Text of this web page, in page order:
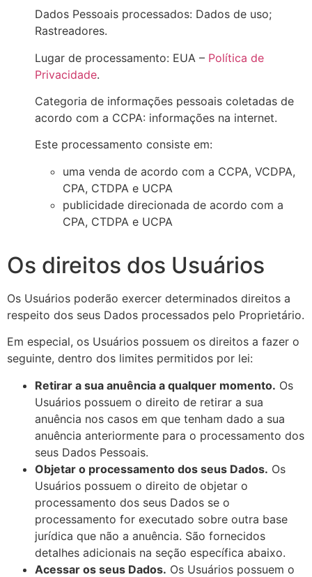
Dados Pessoais processados: Dados de uso;
Rastreadores.
Lugar de processamento: EUA – Política de
Privacidade.
Categoria de informações pessoais coletadas de
acordo com a CCPA: informações na internet.
Este processamento consiste em:
uma venda de acordo com a CCPA, VCDPA,
CPA, CTDPA e UCPA
publicidade direcionada de acordo com a
CPA, CTDPA e UCPA
Os direitos dos Usuários
Os Usuários poderão exercer determinados direitos a
respeito dos seus Dados processados pelo Proprietário.
Em especial, os Usuários possuem os direitos a fazer o
seguinte, dentro dos limites permitidos por lei:
Retirar a sua anuência a qualquer momento. Os
Usuários possuem o direito de retirar a sua
anuência nos casos em que tenham dado a sua
anuência anteriormente para o processamento dos
seus Dados Pessoais.
Objetar o processamento dos seus Dados. Os
Usuários possuem o direito de objetar o
processamento dos seus Dados se o
processamento for executado sobre outra base
jurídica que não a anuência. São fornecidos
detalhes adicionais na seção específica abaixo.
Acessar os seus Dados. Os Usuários possuem o